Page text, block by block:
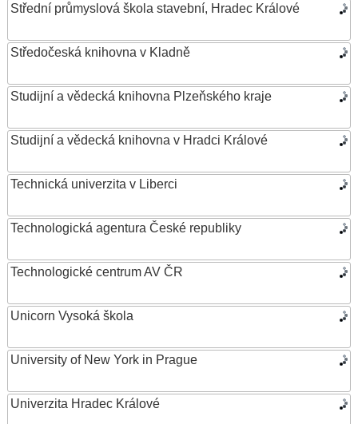
Střední průmyslová škola stavební, Hradec Králové
Středočeská knihovna v Kladně
Studijní a vědecká knihovna Plzeňského kraje
Studijní a vědecká knihovna v Hradci Králové
Technická univerzita v Liberci
Technologická agentura České republiky
Technologické centrum AV ČR
Unicorn Vysoká škola
University of New York in Prague
Univerzita Hradec Králové